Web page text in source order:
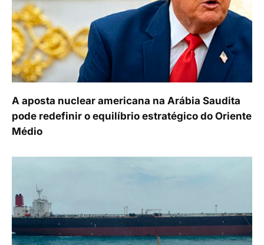
A aposta nuclear americana na Arábia Saudita
pode redefinir o equilíbrio estratégico do Oriente
Médio